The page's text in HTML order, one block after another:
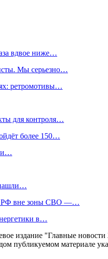
вдвое ниже…
Мы серьезно…
ретромотивы…
для контроля…
более 150…
РФ вне зоны СВО —…
в…
издание "Главные
публикуемом материале